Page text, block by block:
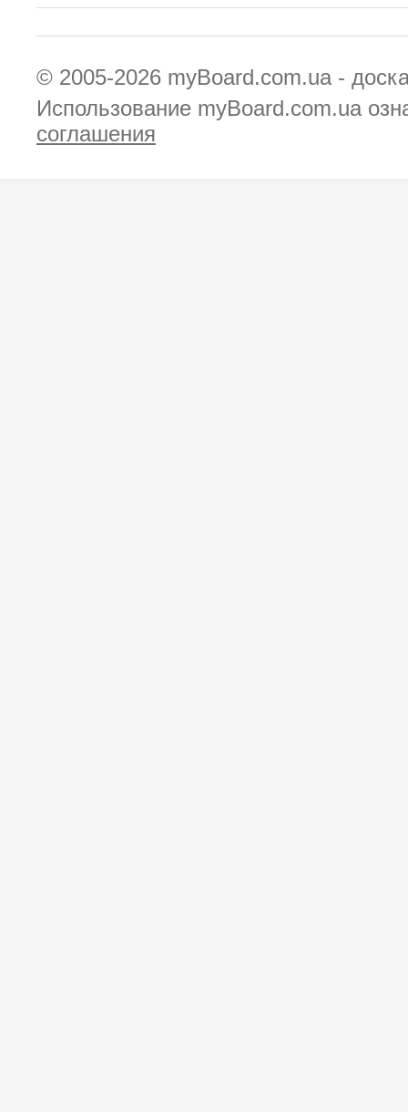
© 2005-2026 myBoard.com.ua -
Использование myBoard.com.ua
соглашения